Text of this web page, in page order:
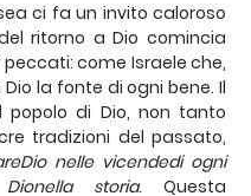
ci fa un invito caloroso
ritorno a Dio comincia
come Israele che,
la fonte di ogni bene. Il
di Dio, non tanto
tradizioni del passato,
Dio nelle vicendedi ogni
nella storia. Questa